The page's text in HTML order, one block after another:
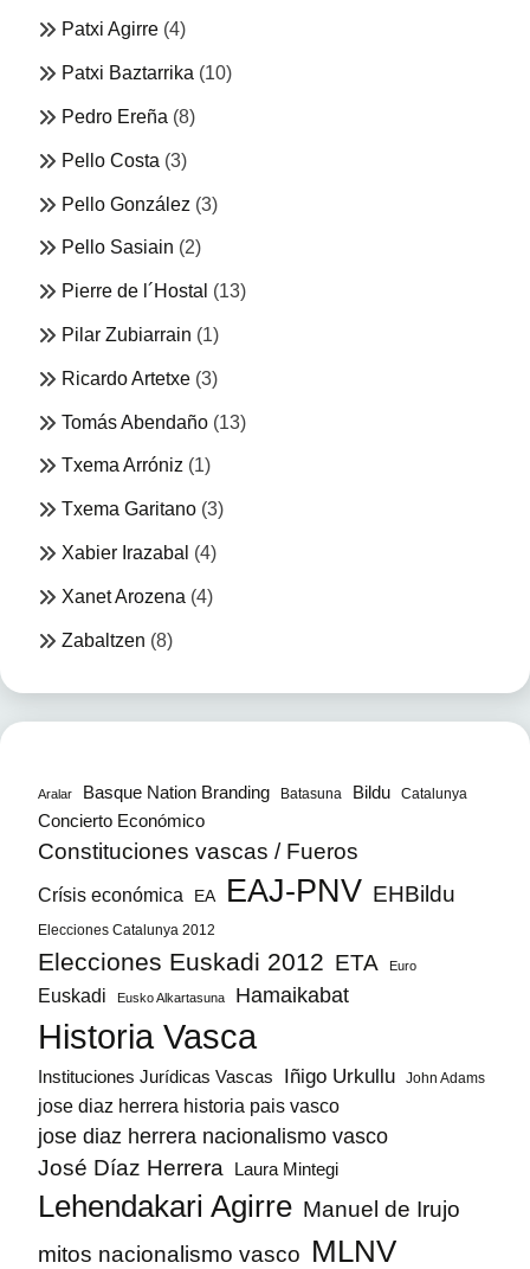
Patxi Agirre (4)
Patxi Baztarrika (10)
Pedro Ereña (8)
Pello Costa (3)
Pello González (3)
Pello Sasiain (2)
Pierre de l´Hostal (13)
Pilar Zubiarrain (1)
Ricardo Artetxe (3)
Tomás Abendaño (13)
Txema Arróniz (1)
Txema Garitano (3)
Xabier Irazabal (4)
Xanet Arozena (4)
Zabaltzen (8)
Aralar Basque Nation Branding Batasuna Bildu Catalunya
Concierto Económico
Constituciones vascas / Fueros
Crísis económica EA EAJ-PNV EHBildu
Elecciones Catalunya 2012
Elecciones Euskadi 2012 ETA Euro
Euskadi Eusko Alkartasuna Hamaikabat
Historia Vasca
Instituciones Jurídicas Vascas Iñigo Urkullu John Adams
jose diaz herrera historia pais vasco
jose diaz herrera nacionalismo vasco
José Díaz Herrera Laura Mintegi
Lehendakari Agirre Manuel de Irujo
mitos nacionalismo vasco MLNV